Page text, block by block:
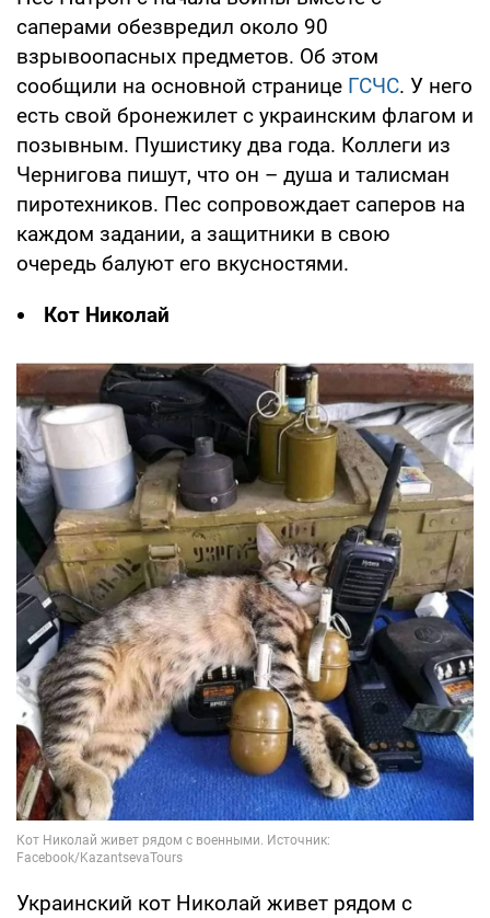
саперами обезвредил около 90
взрывоопасных предметов. Об этом
сообщили на основной странице ГСЧС. У него
есть свой бронежилет с украинским флагом и
позывным. Пушистику два года. Коллеги из
Чернигова пишут, что он – душа и талисман
пиротехников. Пес сопровождает саперов на
каждом задании, а защитники в свою
очередь балуют его вкусностями.
Кот Николай
Украинский кот Николай живет рядом с